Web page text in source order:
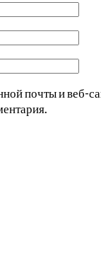
почты и веб-